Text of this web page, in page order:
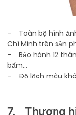
- Toàn bộ hình
Chí Minh trên sản
- Bảo hành 12
bấm...
- Độ lệch màu
7. Thương